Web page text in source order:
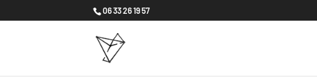
06 33 26 19 57